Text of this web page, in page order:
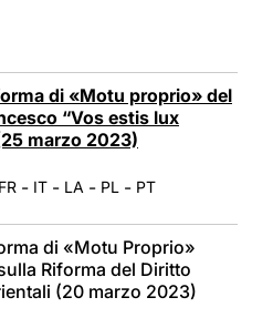
di «Motu proprio» del
“Vos estis lux
marzo 2023)
FR - IT - LA - PL - PT
di «Motu Proprio»
Riforma del Diritto
(20 marzo 2023)